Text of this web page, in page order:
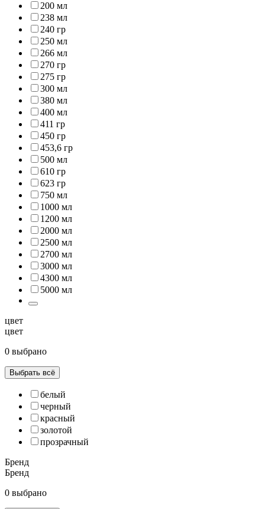
200 мл
238 мл
240 гр
250 мл
266 мл
270 гр
275 гр
300 мл
380 мл
400 мл
411 гр
450 гр
453,6 гр
500 мл
610 гр
623 гр
750 мл
1000 мл
1200 мл
2000 мл
2500 мл
2700 мл
3000 мл
4300 мл
5000 мл
цвет
цвет
0 выбрано
Выбрать всё
белый
черный
красный
золотой
прозрачный
Бренд
Бренд
0 выбрано